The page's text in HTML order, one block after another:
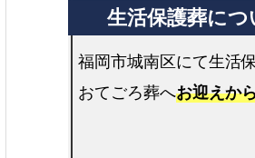
福岡市城南区にて生活
おてごろ葬へお迎えか